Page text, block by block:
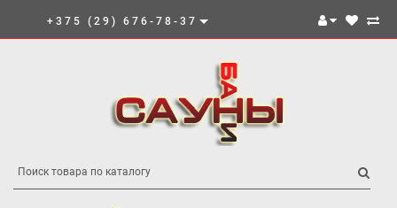
+375 (29) 676-78-37